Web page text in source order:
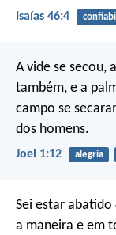
Isaías 46:4
A vide se secou,
também, e a
campo se
dos homens.
Joel 1:12 alegria
Sei estar abatido
a maneira e em